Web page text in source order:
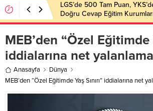
LGS’de 500 Tam Puan,
Doğru Cevap Eğitim
MEB’den “Özel Eğitimde
iddialarına net yalanlama
Anasayfa
Dünya
MEB’den “Özel Eğitimde Yaş Sınırı” iddialarına net